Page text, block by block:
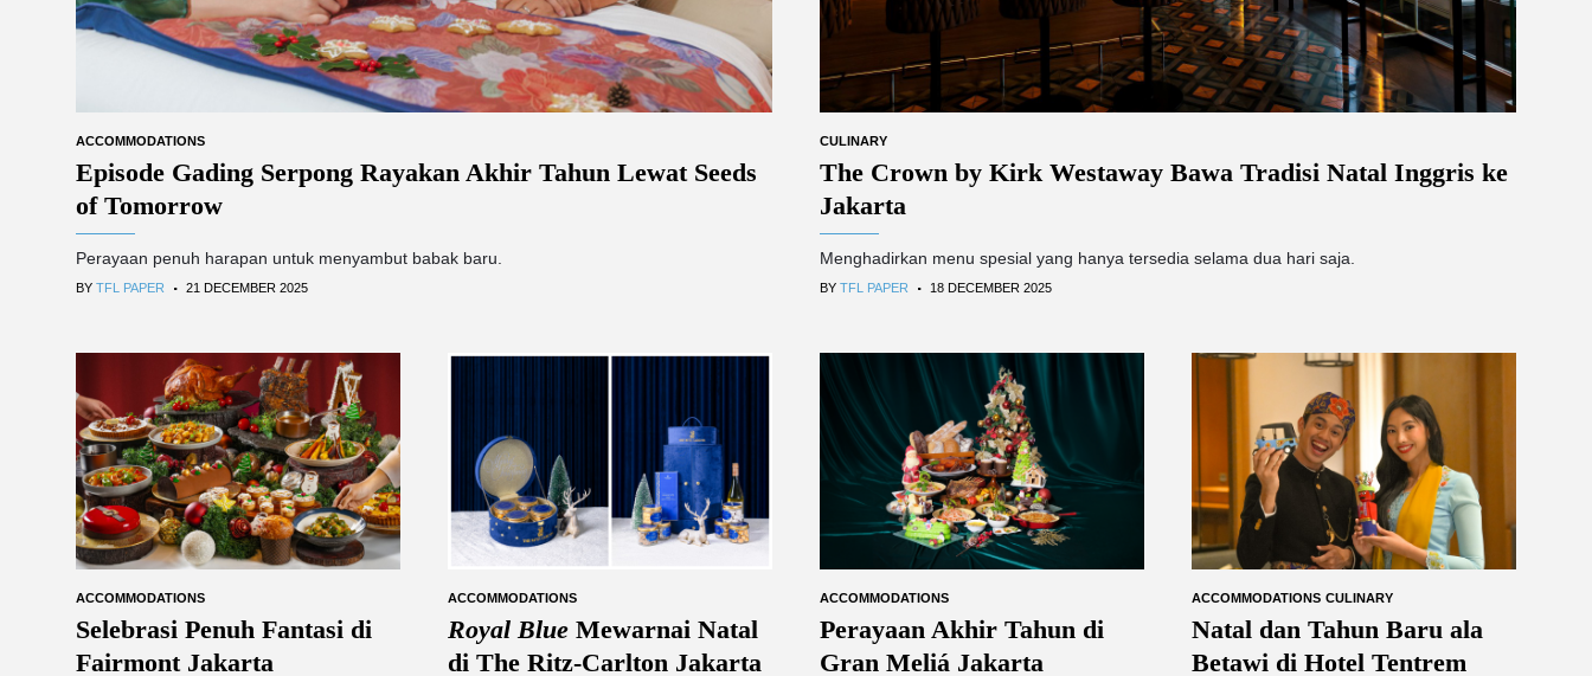
ACCOMMODATIONS
Episode Gading Serpong Rayakan Akhir Tahun Lewat Seeds
of Tomorrow
Perayaan penuh harapan untuk menyambut babak baru.
BY TFL PAPER . 21 DECEMBER 2025
CULINARY
The Crown by Kirk Westaway Bawa Tradisi Natal Inggris ke
Jakarta
Menghadirkan menu spesial yang hanya tersedia selama dua hari saja.
BY TFL PAPER . 18 DECEMBER 2025
ACCOMMODATIONS
Selebrasi Penuh Fantasi di
Fairmont Jakarta
ACCOMMODATIONS
Royal Blue Mewarnai Natal
di The Ritz-Carlton Jakarta
ACCOMMODATIONS
Perayaan Akhir Tahun di
Gran Meliá Jakarta
ACCOMMODATIONS CULINARY
Natal dan Tahun Baru ala
Betawi di Hotel Tentrem